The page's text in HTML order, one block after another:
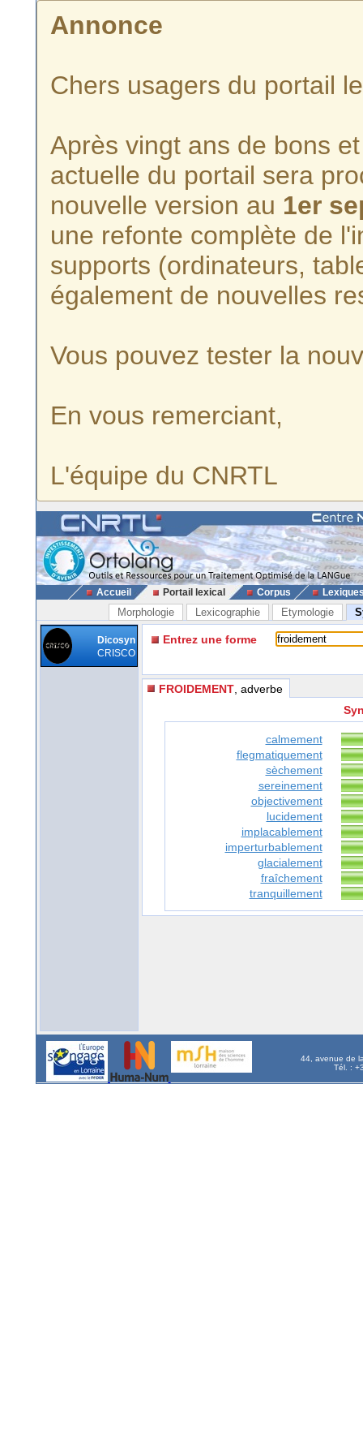
Annonce
Chers usagers du portail
Après vingt ans de bons
actuelle du portail sera
nouvelle version au 1er
une refonte complète de
supports (ordinateurs,
également de nouvelles
Vous pouvez tester la
En vous remerciant,
L'équipe du CNRTL
Accueil Portail lexical Corpus
Morphologie Lexicographie Etymologie
Dicosyn
CRISCO
Entrez une forme
FROIDEMENT , adverbe
calmement
flegmatiquement
sèchement
sereinement
objectivement
lucidement
implacablement
imperturbablement
glacialement
fraîchement
tranquillement
44, avenue de
Tél. :